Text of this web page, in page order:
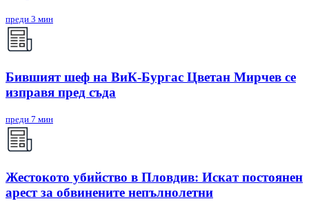
преди 3 мин
Бившият шеф на ВиК-Бургас Цветан Мирчев се
изправя пред съда
преди 7 мин
Жестокото убийство в Пловдив: Искат постоянен
арест за обвинените непълнолетни